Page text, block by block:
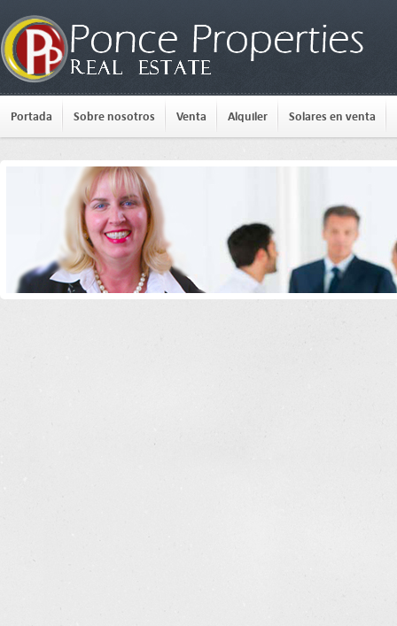
Portada Sobre nosotros Venta Alquiler Solares en venta